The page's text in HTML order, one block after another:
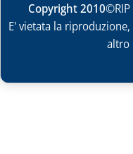
Copyright 2010©RIP
E' vietata la
altro